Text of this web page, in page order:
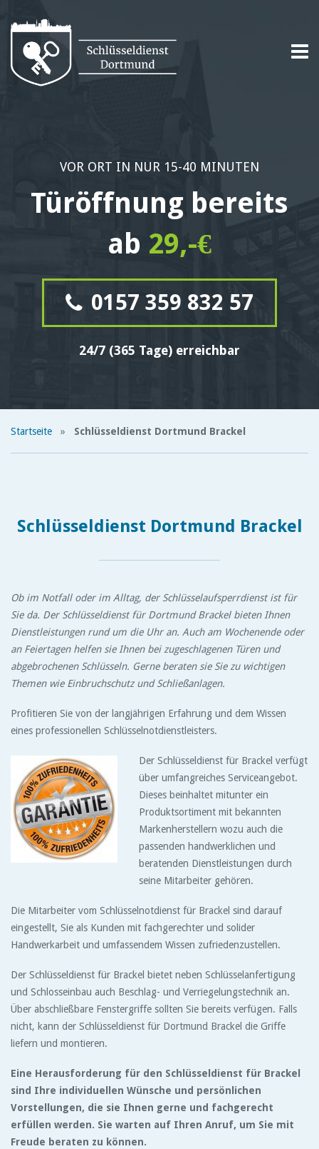
VOR ORT IN NUR 15-40 MINUTEN
Türöffnung bereits
ab 29,-€
0157 359 832 57
24/7 (365 Tage) erreichbar
Startseite » Schlüsseldienst Dortmund Brackel
Schlüsseldienst Dortmund Brackel
Ob im Notfall oder im Alltag, der Schlüsselaufsperrdienst ist für
Sie da. Der Schlüsseldienst für Dortmund Brackel bieten Ihnen
Dienstleistungen rund um die Uhr an. Auch am Wochenende oder
an Feiertagen helfen sie Ihnen bei zugeschlagenen Türen und
abgebrochenen Schlüsseln. Gerne beraten sie Sie zu wichtigen
Themen wie Einbruchschutz und Schließanlagen.
Profitieren Sie von der langjährigen Erfahrung und dem Wissen
eines professionellen Schlüsselnotdienstleisters.
Der Schlüsseldienst für Brackel verfügt
über umfangreiches Serviceangebot.
Dieses beinhaltet mitunter ein
Produktsortiment mit bekannten
Markenherstellern wozu auch die
passenden handwerklichen und
beratenden Dienstleistungen durch
seine Mitarbeiter gehören.
Die Mitarbeiter vom Schlüsselnotdienst für Brackel sind darauf
eingestellt, Sie als Kunden mit fachgerechter und solider
Handwerkarbeit und umfassendem Wissen zufriedenzustellen.
Der Schlüsseldienst für Brackel bietet neben Schlüsselanfertigung
und Schlosseinbau auch Beschlag- und Verriegelungstechnik an.
Über abschließbare Fenstergriffe sollten Sie bereits verfügen. Falls
nicht, kann der Schlüsseldienst für Dortmund Brackel die Griffe
liefern und montieren.
Eine Herausforderung für den Schlüsseldienst für Brackel
sind Ihre individuellen Wünsche und persönlichen
Vorstellungen, die sie Ihnen gerne und fachgerecht
erfüllen werden. Sie warten auf Ihren Anruf, um Sie mit
Freude beraten zu können.